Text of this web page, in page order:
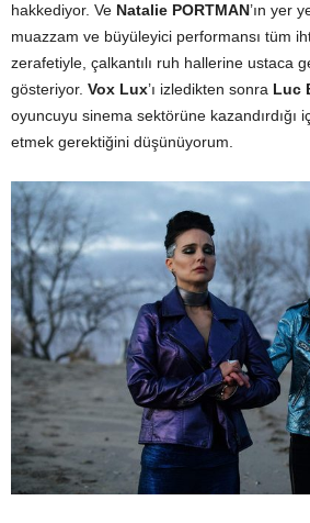
hakkediyor. Ve Natalie PORTMAN’ın yer
muazzam ve büyüleyici performansı tüm
zerafetiyle, çalkantılı ruh hallerine ustaca
gösteriyor. Vox Lux’ı izledikten sonra Luc
oyuncuyu sinema sektörüne kazandırdığı
etmek gerektiğini düşünüyorum.